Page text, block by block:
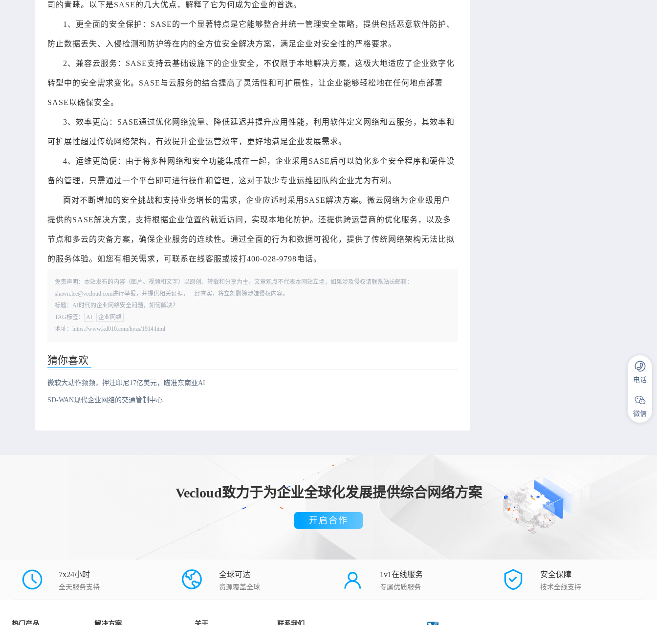
司的青睐。以下是SASE的几大优点，解释了它为何成为企业的首选。
1、更全面的安全保护：SASE的一个显著特点是它能够整合并统一管理安全策略，提供包括恶意软件防护、
防止数据丢失、入侵检测和防护等在内的全方位安全解决方案，满足企业对安全性的严格要求。
2、兼容云服务：SASE支持云基础设施下的企业安全，不仅限于本地解决方案，这极大地适应了企业数字化
转型中的安全需求变化。SASE与云服务的结合提高了灵活性和可扩展性，让企业能够轻松地在任何地点部署
SASE以确保安全。
3、效率更高：SASE通过优化网络流量、降低延迟并提升应用性能，利用软件定义网络和云服务，其效率和
可扩展性超过传统网络架构，有效提升企业运营效率，更好地满足企业发展需求。
4、运维更简便：由于将多种网络和安全功能集成在一起，企业采用SASE后可以简化多个安全程序和硬件设
备的管理，只需通过一个平台即可进行操作和管理，这对于缺少专业运维团队的企业尤为有利。
面对不断增加的安全挑战和支持业务增长的需求，企业应适时采用SASE解决方案。微云网络为企业级用户
提供的SASE解决方案，支持根据企业位置的就近访问，实现本地化防护。还提供跨运营商的优化服务，以及多
节点和多云的灾备方案，确保企业服务的连续性。通过全面的行为和数据可视化，提供了传统网络架构无法比拟
的服务体验。如您有相关需求，可联系在线客服或拨打400-028-9798电话。
免责声明：本站发布的内容（图片、视频和文字）以原创、转载和分享为主，文章观点不代表本网站立场，如果涉及侵权请联系站长邮箱：
shawn.lee@vecloud.com进行举报，并提供相关证据，一经查实，将立刻删除涉嫌侵权内容。
标题：AI时代的企业网络安全问题，如何解决？
TAG标签：
AI
企业网络
地址：https://www.kd010.com/hyzs/1914.html
猜你喜欢
微软大动作频频，押注印尼17亿美元，瞄准东南亚AI
SD-WAN现代企业网络的交通管制中心
Vecloud致力于为企业全球化发展提供综合网络方案
开启合作
7x24小时
全天服务支持
全球可达
资源覆盖全球
1v1在线服务
专属优质服务
安全保障
技术全线支持
电话
微信